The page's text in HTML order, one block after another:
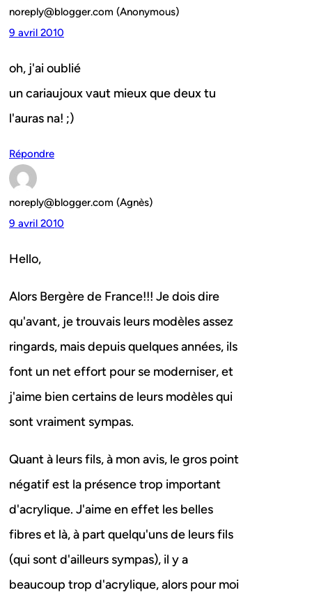
noreply@blogger.com (Anonymous)
9 avril 2010
oh, j'ai oublié
un cariaujoux vaut mieux que deux tu
l'auras na! ;)
Répondre
noreply@blogger.com (Agnès)
9 avril 2010
Hello,
Alors Bergère de France!!! Je dois dire
qu'avant, je trouvais leurs modèles assez
ringards, mais depuis quelques années, ils
font un net effort pour se moderniser, et
j'aime bien certains de leurs modèles qui
sont vraiment sympas.
Quant à leurs fils, à mon avis, le gros point
négatif est la présence trop important
d'acrylique. J'aime en effet les belles
fibres et là, à part quelqu'uns de leurs fils
(qui sont d'ailleurs sympas), il y a
beaucoup trop d'acrylique, alors pour moi